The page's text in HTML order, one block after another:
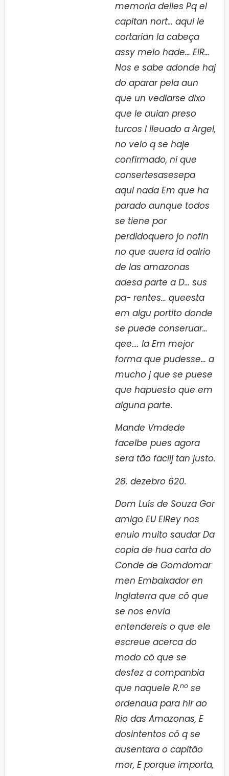
memoria delles Pq el
capitan nort… aqui le
cortarian la cabeça
assy melo hade… EIR…
Nos e sabe adonde haj
do aparar pela aun
que un vediarse dixo
que le auian preso
turcos l lleuado a Argel,
no veio q se haje
confirmado, ni que
consertesasesepa
aqui nada Em que ha
parado aunque todos
se tiene por
perdidoquero jo nofin
no que auera id oalrio
de las amazonas
adesa parte a D… sus
pa- rentes… queesta
em algu portito donde
se puede conseruar…
qee…. la Em mejor
forma que pudesse… a
mucho j que se puese
que hapuesto que em
alguna parte.
Mande Vmdede
facelbe pues agora
sera tão facilj tan justo.
28. dezebro 620.
Dom Luís de Souza Gor
amigo EU ElRey nos
enuio muito saudar Da
copia de hua carta do
Conde de Gomdomar
men Embaixador en
Inglaterra que cõ que
se nos envia
entendereis o que ele
escreue acerca do
modo cõ que se
desfez a companbia
que naquele R.no se
ordenaua para hir ao
Rio das Amazonas, E
dosintentos cõ q se
ausentara o capitão
mor, E porque importa,